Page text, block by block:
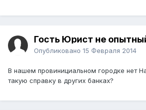
Гость Юрист не
Опубликовано 15 Февраля 2014
В нашем провинициальном городке нет
такую справку в других банках?